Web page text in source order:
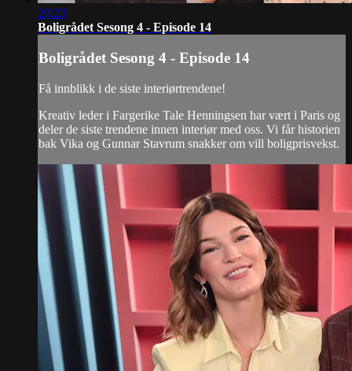
20:23
Boligrådet Sesong 4 - Episode 14
Boligrådet Sesong 4 - Episode 14
Få innblikk i de siste interiørtrendene!
Kreativ leder i Fargerike Tale Henningsen har vært i Paris og
deler de siste trendene innen interiør med oss. Vi får historien
bak Vika og Gunnar Stavrum snakker om vill boligprisvekst.